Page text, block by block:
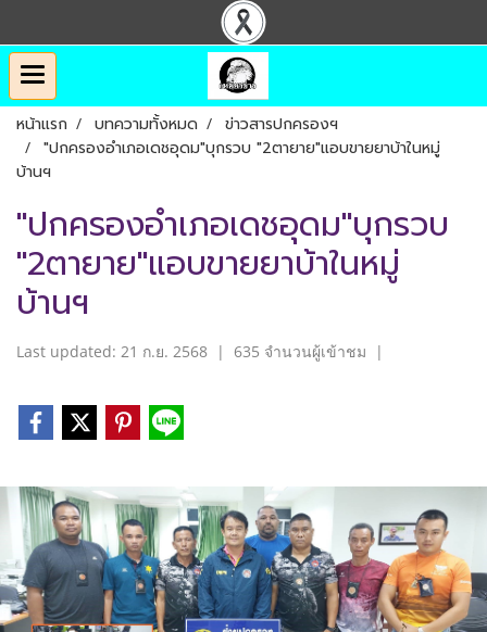
หน้าแรก บทความทั้งหมด
ข่าวสารปกครองฯ
"ปกครองอำเภอเดชอุดม"บุกรวบ "2ตายาย"แอบขายยาบ้าในหมู่
บ้านฯ
"ปกครองอำเภอเดชอุดม"บุกรวบ
"2ตายาย"แอบขายยาบ้าในหมู่
บ้านฯ
Last updated: 21 ก.ย. 2568 | 635 จำนวนผู้เข้าชม |